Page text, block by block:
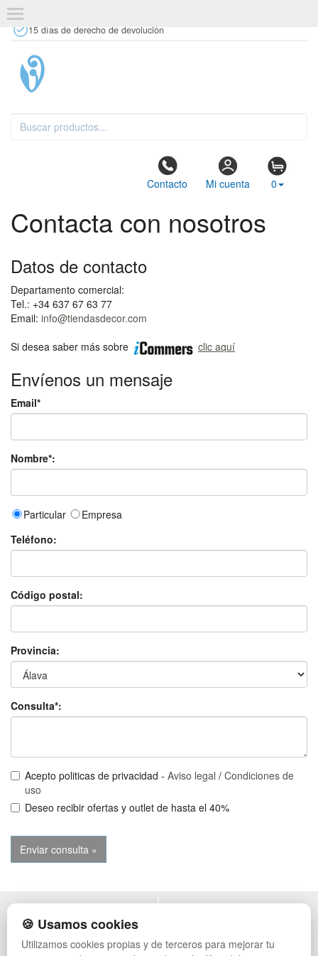
15 días de derecho de devolución
Contacto Mi cuenta 0
Contacta con nosotros
Datos de contacto
Departamento comercial:
Tel.: +34 637 67 63 77
Email: info@tiendasdecor.com
Si desea saber más sobre
clic aquí
Envíenos un mensaje
Email*
Nombre*:
Particular
Empresa
Teléfono:
Código postal:
Provincia:
Consulta*:
Acepto politicas de privacidad - Aviso legal / Condiciones de
uso
Deseo recibir ofertas y outlet de hasta el 40%
POLÍTICA DE PRIVACIDAD
CONDICIONES DE USO
CAMBIOS Y DEVOLUCIONES
MUEBLES VINTAGE
🍪 Usamos cookies
Utilizamos cookies propias y de terceros para mejorar tu